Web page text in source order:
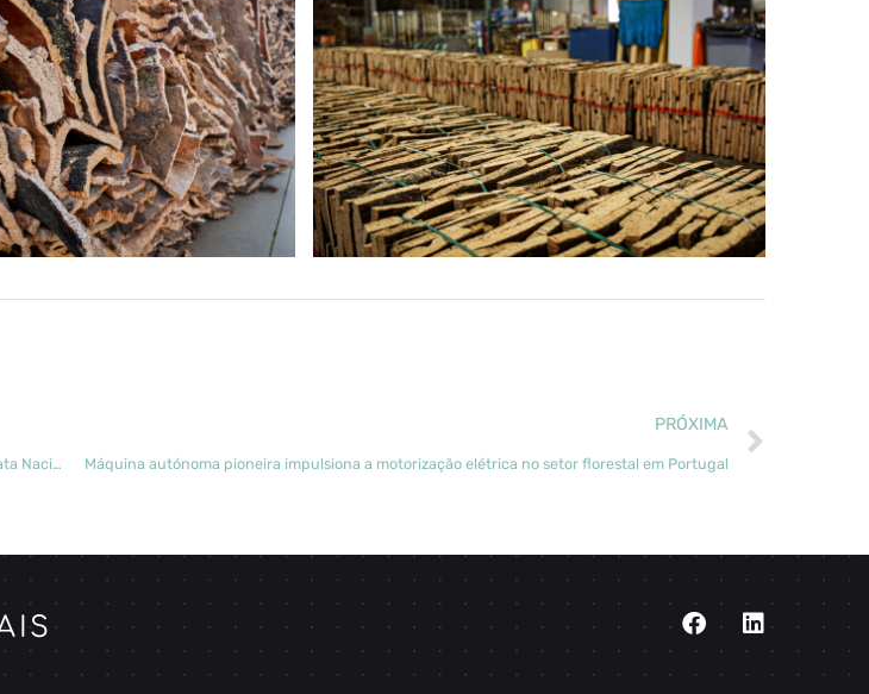
Início dos trabalhos de recuperação ambiental com enxertia de Pinheiro-bravo na Mata Nacional das Dunas de Vagos
PRÓXIMA
Máquina autónoma pioneira impulsiona a motorização elétrica no setor florestal em Portugal